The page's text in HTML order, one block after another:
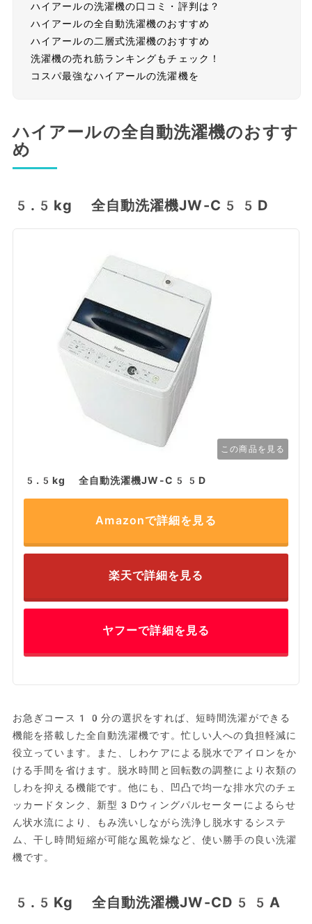
ハイアールの洗濯機の口コミ・評判は？
ハイアールの全自動洗濯機のおすすめ
ハイアールの二層式洗濯機のおすすめ
洗濯機の売れ筋ランキングもチェック！
コスパ最強なハイアールの洗濯機を
ハイアールの全自動洗濯機のおすす
め
5.5kg 全自動洗濯機JW-C55D
この商品を見る
5.5kg 全自動洗濯機JW-C55D
Amazonで詳細を見る
楽天で詳細を見る
ヤフーで詳細を見る
お急ぎコース10分の選択をすれば、短時間洗濯ができる
機能を搭載した全自動洗濯機です。忙しい人への負担軽減に
役立っています。また、しわケアによる脱水でアイロンをか
ける手間を省けます。脱水時間と回転数の調整により衣類の
しわを抑える機能です。他にも、凹凸で均一な排水穴のチェ
ッカードタンク、新型3Dウィングパルセーターによるらせ
ん状水流により、もみ洗いしながら洗浄し脱水するシステ
ム、干し時間短縮が可能な風乾燥など、使い勝手の良い洗濯
機です。
5.5Kg 全自動洗濯機JW-CD55A